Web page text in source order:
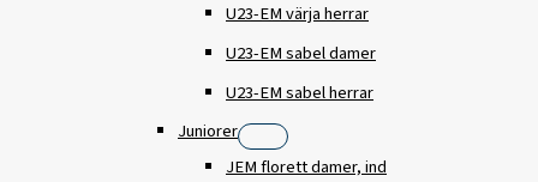
U23-EM värja herrar
U23-EM sabel damer
U23-EM sabel herrar
Juniorer
JEM florett damer, ind